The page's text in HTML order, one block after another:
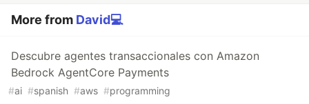
More from David💻
Descubre agentes transaccionales con Amazon
Bedrock AgentCore Payments
#ai #spanish #aws #programming